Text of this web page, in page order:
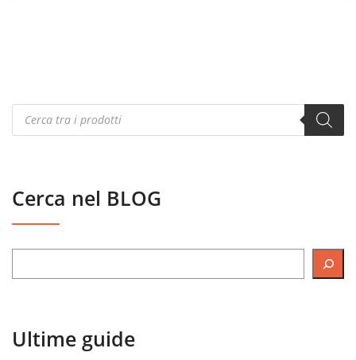
Products
search
Cerca nel BLOG
Ultime guide